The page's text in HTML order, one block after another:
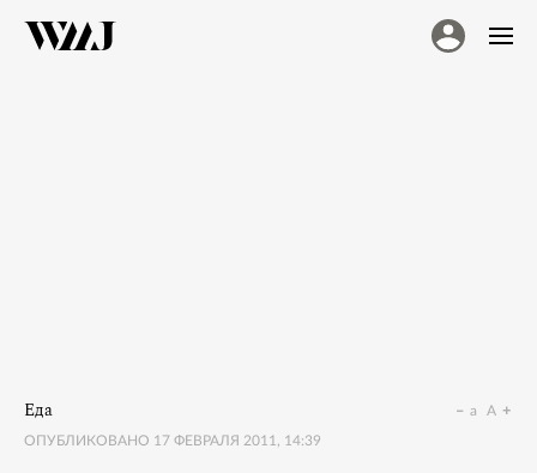
Еда
ОПУБЛИКОВАНО 17 ФЕВРАЛЯ 2011, 14:39
a A